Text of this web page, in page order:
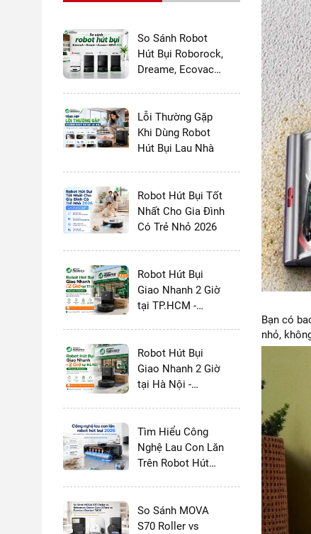
So Sánh Robot
Hút Bụi Roborock,
Dreame, Ecovacs
Hiệu Nào?
Lỗi Thường Gặp
Khi Dùng Robot
Hút Bụi Lau Nhà
Robot Hút Bụi Tốt
Nhất Cho Gia Đình
Có Trẻ Nhỏ 2026
Robot Hút Bụi
Giao Nhanh 2 Giờ
tại TP.HCM -
Robot Hút Bụi
Giao Nhanh 2 Giờ
tại Hà Nội -
Tìm Hiểu Công
Nghệ Lau Con Lăn
Trên Robot Hút
Hơn Giẻ Xoay
Không?
So Sánh MOVA
S70 Roller vs
Bạn có
nhỏ,